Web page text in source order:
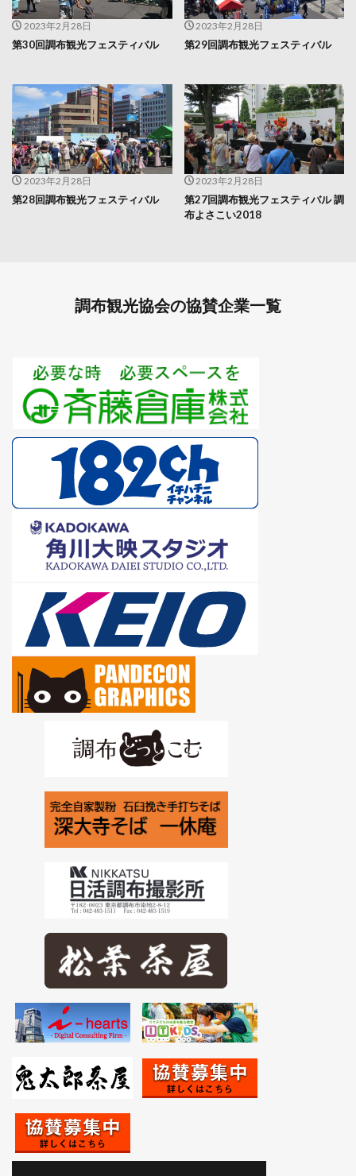
2023年2月28日
第30回調布観光フェスティバル
2023年2月28日
第29回調布観光フェスティバル
2023年2月28日
第28回調布観光フェスティバル
2023年2月28日
第27回調布観光フェスティバル 調
布よさこい2018
調布観光協会の協賛企業一覧